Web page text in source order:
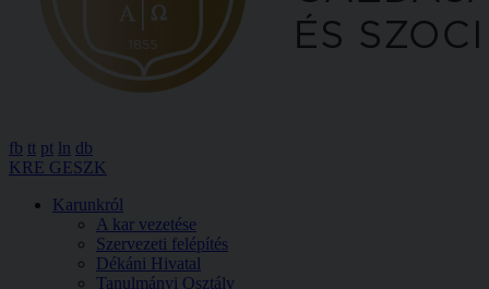
fb tt pt ln db
KRE GESZK
Karunkról
A kar vezetése
Szervezeti felépítés
Dékáni Hivatal
Tanulmányi Osztály